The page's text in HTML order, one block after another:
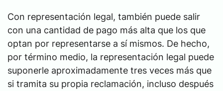
Con representación legal, también puede salir
con una cantidad de pago más alta que los que
optan por representarse a sí mismos. De hecho,
por término medio, la representación legal puede
suponerle aproximadamente tres veces más que
si tramita su propia reclamación, incluso después